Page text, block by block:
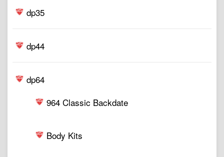
dp35
dp44
dp64
964 Classic Backdate
Body Kits